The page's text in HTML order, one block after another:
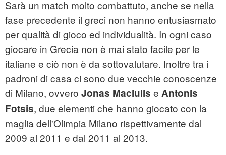
Sarà un match molto combattuto, anche se nella
fase precedente il greci non hanno entusiasmato
per qualità di gioco ed individualità. In ogni caso
giocare in Grecia non è mai stato facile per le
italiane e ciò non è da sottovalutare. Inoltre tra i
padroni di casa ci sono due vecchie conoscenze
di Milano, ovvero Jonas Maciulis e Antonis
Fotsis, due elementi che hanno giocato con la
maglia dell'Olimpia Milano rispettivamente dal
2009 al 2011 e dal 2011 al 2013.